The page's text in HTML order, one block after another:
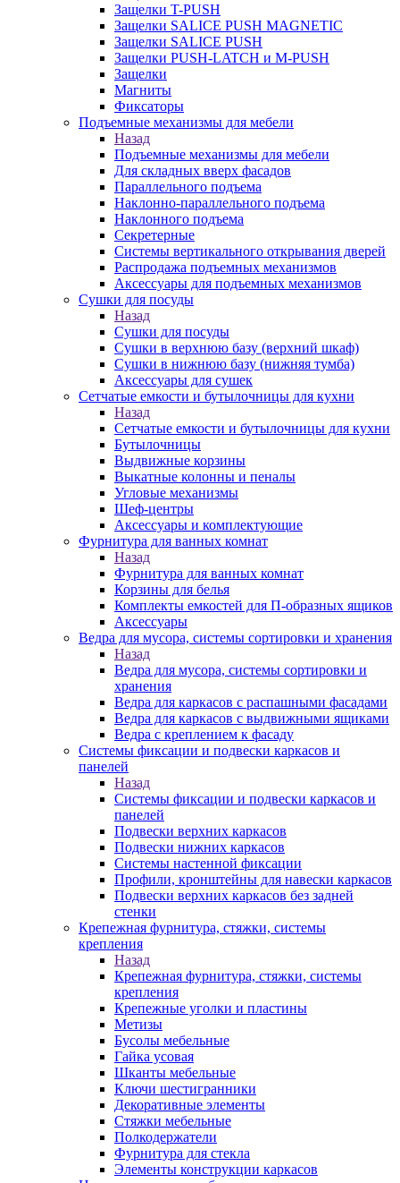
Защелки T-PUSH
Защелки SALICE PUSH MAGNETIC
Защелки SALICE PUSH
Защелки PUSH-LATCH и M-PUSH
Защелки
Магниты
Фиксаторы
Подъемные механизмы для мебели
Назад
Подъемные механизмы для мебели
Для складных вверх фасадов
Параллельного подъема
Наклонно-параллельного подъема
Наклонного подъема
Секретерные
Системы вертикального открывания дверей
Распродажа подъемных механизмов
Аксессуары для подъемных механизмов
Сушки для посуды
Назад
Сушки для посуды
Сушки в верхнюю базу (верхний шкаф)
Сушки в нижнюю базу (нижняя тумба)
Аксессуары для сушек
Сетчатые емкости и бутылочницы для кухни
Назад
Сетчатые емкости и бутылочницы для кухни
Бутылочницы
Выдвижные корзины
Выкатные колонны и пеналы
Угловые механизмы
Шеф-центры
Аксессуары и комплектующие
Фурнитура для ванных комнат
Назад
Фурнитура для ванных комнат
Корзины для белья
Комплекты емкостей для П-образных ящиков
Аксессуары
Ведра для мусора, системы сортировки и хранения
Назад
Ведра для мусора, системы сортировки и
хранения
Ведра для каркасов с распашными фасадами
Ведра для каркасов с выдвижными ящиками
Ведра с креплением к фасаду
Системы фиксации и подвески каркасов и
панелей
Назад
Системы фиксации и подвески каркасов и
панелей
Подвески верхних каркасов
Подвески нижних каркасов
Системы настенной фиксации
Профили, кронштейны для навески каркасов
Подвески верхних каркасов без задней
стенки
Крепежная фурнитура, стяжки, системы
крепления
Назад
Крепежная фурнитура, стяжки, системы
крепления
Крепежные уголки и пластины
Метизы
Бусолы мебельные
Гайка усовая
Шканты мебельные
Ключи шестигранники
Декоративные элементы
Стяжки мебельные
Полкодержатели
Фурнитура для стекла
Элементы конструкции каркасов